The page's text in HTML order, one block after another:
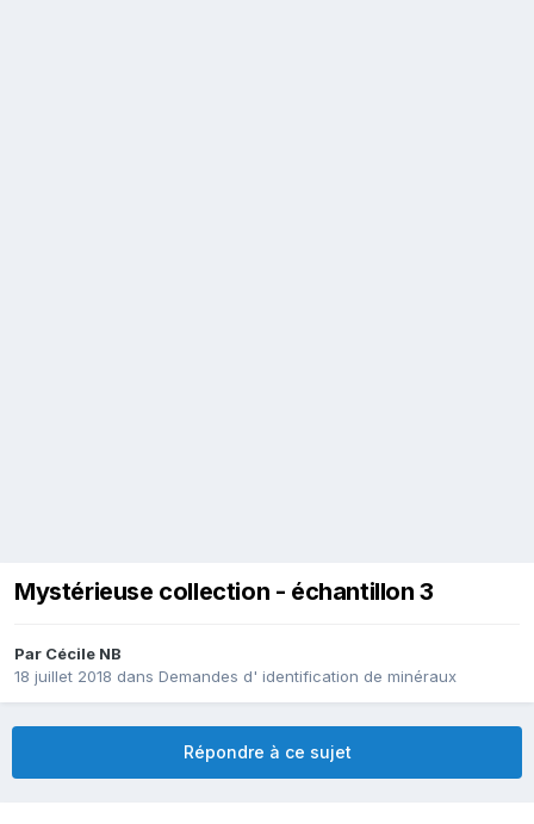
Mystérieuse collection - échantillon 3
Par Cécile NB
18 juillet 2018 dans Demandes d' identification de minéraux
Répondre à ce sujet